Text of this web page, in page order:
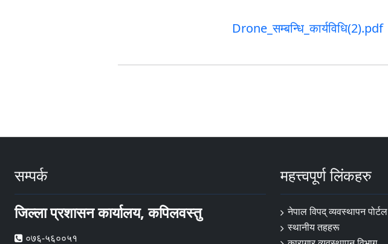
Drone_सम्बन्धि_कार्यविधि(2).pdf
सम्पर्क
जिल्ला प्रशासन कार्यालय, कपिलवस्तु
०७६-५६००५१
महत्त्वपूर्ण लिंकहरु
नेपाल विपद् व्यवस्थापन पोर्टल
स्थानीय तहहरू